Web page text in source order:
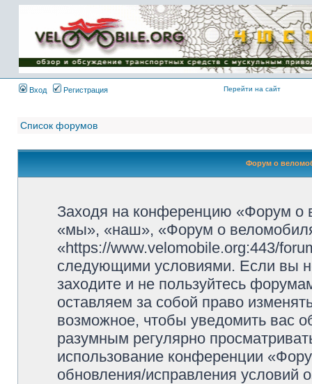
Имя пользователя:
Пароль:
{ LOG_ME_IN_SHORT
}
Вход
Регистрация Перейти на сайт
Список форумов
Форум о
Заходя на конференцию «Форум о
«мы», «наш», «Форум о
«https://www.velomobile.org:443/
следующими условиями. Если вы
заходите и не пользуйтесь
оставляем за собой право
возможное, чтобы уведомить вас
разумным регулярно
использование конференции
обновления/исправления условий